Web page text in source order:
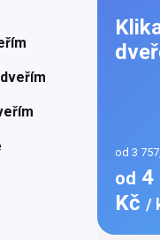
od 3
od 4
Kč /